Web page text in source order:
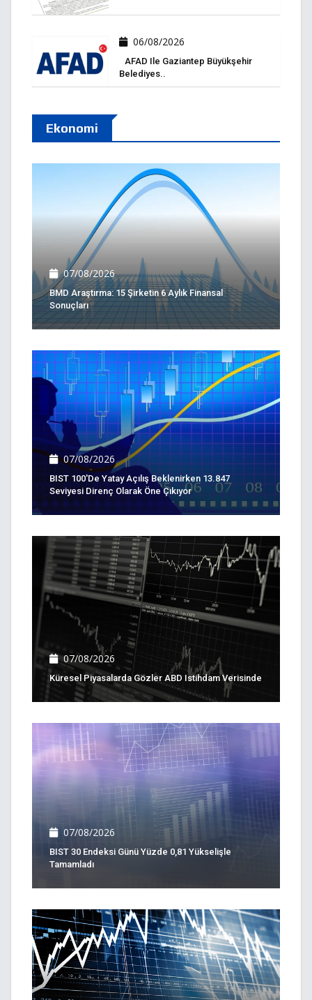
06/08/2026
AFAD Ile Gaziantep Büyükşehir
Belediyes..
Ekonomi
07/08/2026
BMD Araştırma: 15 Şirketin 6 Aylık Finansal
Sonuçları
07/08/2026
BIST 100'de Yatay Açılış Beklenirken 13.847
Seviyesi Direnç Olarak Öne Çıkıyor
07/08/2026
Küresel Piyasalarda Gözler ABD Istihdam Verisinde
07/08/2026
BIST 30 Endeksi Günü Yüzde 0,81 Yükselişle
Tamamladı